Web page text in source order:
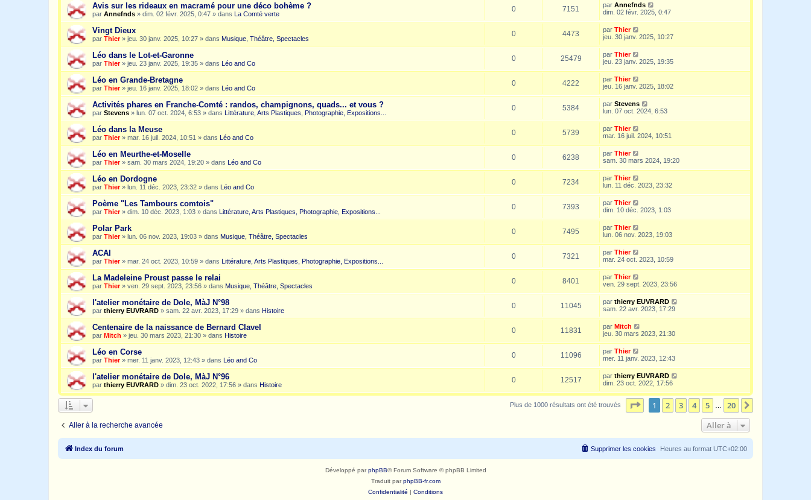
Avis sur les rideaux en macramé pour une déco bohème ?
par Annefnds » dim. 02 févr. 2025, 0:47 » dans La Comté verte
0 7151 par Annefnds
dim. 02 févr. 2025, 0:47
Vingt Dieux
par Thier» jeu. 30 janv. 2025, 10:27 » dans Musique, Théâtre, Spectacles
0 4473 par Thier
jeu. 30 janv. 2025, 10:27
Léo dans le Lot-et-Garonne
par Thier» jeu. 23 janv. 2025, 19:35 » dans Léo and Co
0 25479 par Thier
jeu. 23 janv. 2025, 19:35
Léo en Grande-Bretagne
par Thier» jeu. 16 janv. 2025, 18:02 » dans Léo and Co
0 4222 par Thier
jeu. 16 janv. 2025, 18:02
Activités phares en Franche-Comté : randos, champignons, quads... et vous ?
par Stevens » lun. 07 oct. 2024, 6:53 » dans Littérature, Arts Plastiques, Photographie, Expositions...
0 5384 par Stevens
lun. 07 oct. 2024, 6:53
Léo dans la Meuse
par Thier» mar. 16 juil. 2024, 10:51 » dans Léo and Co
0 5739 par Thier
mar. 16 juil. 2024, 10:51
Léo en Meurthe-et-Moselle
par Thier» sam. 30 mars 2024, 19:20 » dans Léo and Co
0 6238 par Thier
sam. 30 mars 2024, 19:20
Léo en Dordogne
par Thier» lun. 11 déc. 2023, 23:32 » dans Léo and Co
0 7234 par Thier
lun. 11 déc. 2023, 23:32
Poème "Les Tambours comtois"
par Thier» dim. 10 déc. 2023, 1:03 » dans Littérature, Arts Plastiques, Photographie, Expositions...
0 7393 par Thier
dim. 10 déc. 2023, 1:03
Polar Park
par Thier» lun. 06 nov. 2023, 19:03 » dans Musique, Théâtre, Spectacles
0 7495 par Thier
lun. 06 nov. 2023, 19:03
ACAI
par Thier» mar. 24 oct. 2023, 10:59 » dans Littérature, Arts Plastiques, Photographie, Expositions...
0 7321 par Thier
mar. 24 oct. 2023, 10:59
La Madeleine Proust passe le relai
par Thier» ven. 29 sept. 2023, 23:56 » dans Musique, Théâtre, Spectacles
0 8401 par Thier
ven. 29 sept. 2023, 23:56
l'atelier monétaire de Dole, MàJ N°98
par thierry EUVRARD » sam. 22 avr. 2023, 17:29 » dans Histoire
0 11045 par thierry EUVRARD
sam. 22 avr. 2023, 17:29
Centenaire de la naissance de Bernard Clavel
par Mitch » jeu. 30 mars 2023, 21:30 » dans Histoire
0 11831 par Mitch
jeu. 30 mars 2023, 21:30
Léo en Corse
par Thier» mer. 11 janv. 2023, 12:43 » dans Léo and Co
0 11096 par Thier
mer. 11 janv. 2023, 12:43
l'atelier monétaire de Dole, MàJ N°96
par thierry EUVRARD » dim. 23 oct. 2022, 17:56 » dans Histoire
0 12517 par thierry EUVRARD
dim. 23 oct. 2022, 17:56
Plus de 1000 résultats ont été trouvés Page sur20
1 2 3 4 5 20
Aller à la recherche avancée Aller à
Index du forum Heures au format UTC+02:00
Supprimer les cookies
Développé parphpBB® Forum Software © phpBB Limited
Traduit parphpBB-fr.com
Confidentialité | Conditions